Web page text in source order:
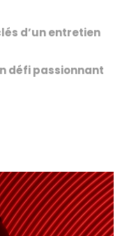
d’un entretien
défi passionnant